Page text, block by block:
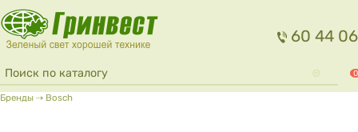
Перейти к основному содержанию
60 44 06
Форма поиска
Поиск 0
Вы здесь
Бренды ⇢ Bosch